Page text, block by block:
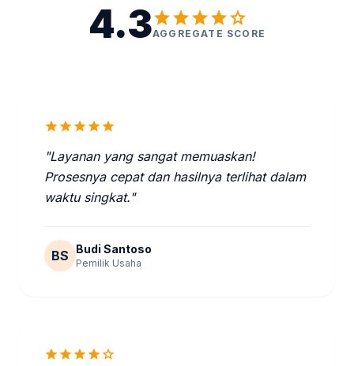
4.3starstarstarstarstar
AGGREGATE SCORE
starstarstarstarstar
"Layanan yang sangat memuaskan!
Prosesnya cepat dan hasilnya terlihat dalam
waktu singkat."
BS Budi Santoso
Pemilik Usaha
starstarstarstarstar